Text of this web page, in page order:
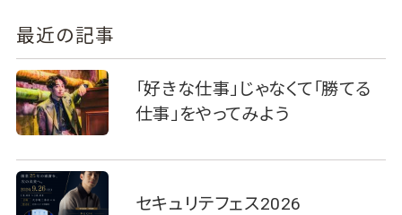
最近の記事
「好きな仕事」じゃなくて「勝てる
仕事」をやってみよう
セキュリテフェス2026